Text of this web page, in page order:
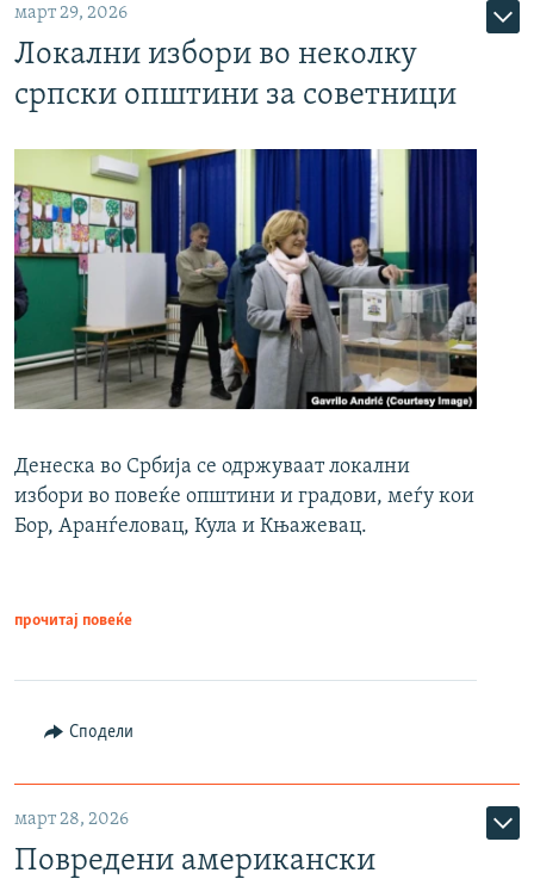
март 29, 2026
Локални избори во неколку
српски општини за советници
Денеска во Србија се одржуваат локални
избори во повеќе општини и градови, меѓу кои
Бор, Аранѓеловац, Кула и Књажевац.
прочитај повеќе
Сподели
март 28, 2026
Повредени американски